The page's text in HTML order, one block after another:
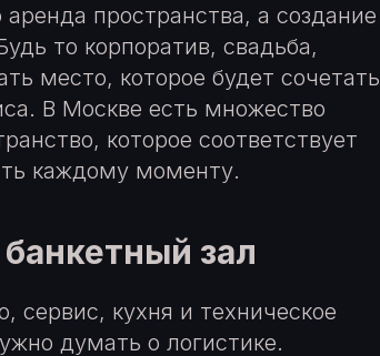
пространства, а создание
то корпоратив, свадьба,
место, которое будет сочетать
В Москве есть множество
которое соответствует
каждому моменту.
зал
сервис, кухня и техническое
думать о логистике.